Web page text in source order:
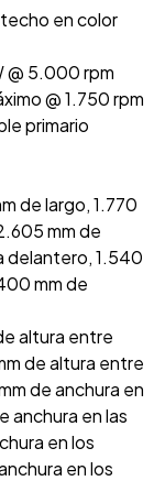
en color
@ 5.000 rpm
@ 1.750 rpm
primario
de largo, 1.770
mm de
delantero, 1.540
mm de
altura entre
de altura entre
de anchura en
anchura en las
en los
en los